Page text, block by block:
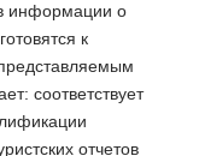
информации о
к
соответствует
отчетов